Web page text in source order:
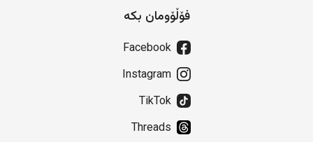
فۆڵۆومان بکە
Facebook
Instagram
TikTok
Threads